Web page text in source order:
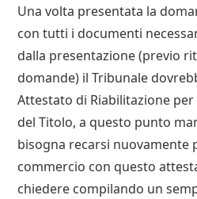
Una volta presentata la
con tutti i documenti
dalla presentazione (previo
domande) il Tribunale
Attestato di Riabilitazione
del Titolo, a questo punto
bisogna recarsi nuovamente
commercio con questo
chiedere compilando un